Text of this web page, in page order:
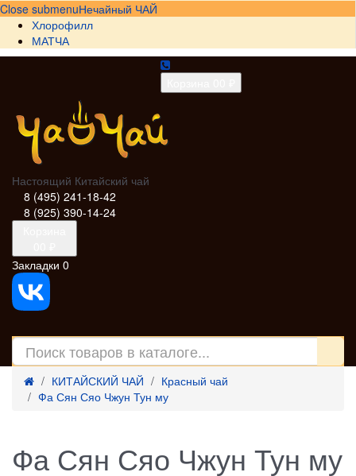
Close submenuНечайный ЧАЙ
Хлорофилл
МАТЧА
Настоящий Китайский чай
8 (495) 241-18-42
8 (925) 390-14-24
Закладки 0
КИТАЙСКИЙ ЧАЙ
Красный чай
Фа Сян Сяо Чжун Тун му
Фа Сян Сяо Чжун Тун му